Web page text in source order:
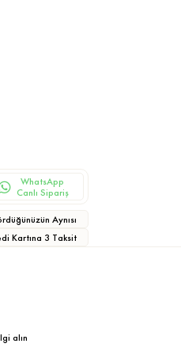
WhatsApp
Canlı Sipariş
Aynısı
Kartına 3 Taksit
alın